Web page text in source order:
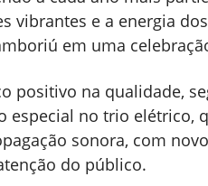
vibrantes e a energia
em uma
positivo na qualidade,
especial no trio elétrico,
sonora, com
do público.